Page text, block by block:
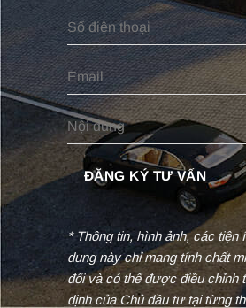
* Thông tin, hình ảnh, các tiện
dung này chỉ mang tính chất
đối và có thể được điều chỉnh
định của Chủ đầu tư tại từng